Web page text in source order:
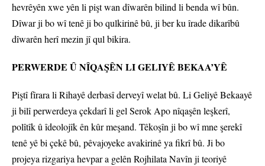
hevrêyên xwe yên li pişt wan dîwarên bilind li benda wî bûn.
Dîwar ji bo wî tenê ji bo qulkirinê bû, ji ber ku îrade dikarîbû
dîwarên herî mezin jî qul bikira.
PERWERDE Û NÎQAŞÊN LI GELIYÊ BEKAA’YÊ
Piştî fîrara li Rihayê derbasî derveyî welat bû. Li Geliyê Bekaayê
ji bilî perwerdeya çekdarî li gel Serok Apo nîqaşên leşkerî,
polîtîk û îdeolojîk ên kûr meşand. Têkoşîn ji bo wî mne şerekî
tenê yê bi çekê bû, pêvajoyeke avakirinê ya fikrî bû. Ji bo
projeya rizgariya hevpar a gelên Rojhilata Navîn ji teoriyê